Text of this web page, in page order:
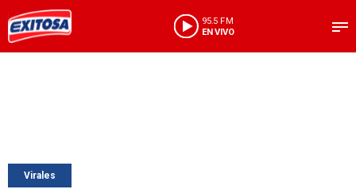
95.5 FM
EN VIVO
Virales